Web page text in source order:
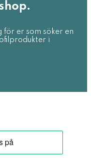
för er som söker en
i